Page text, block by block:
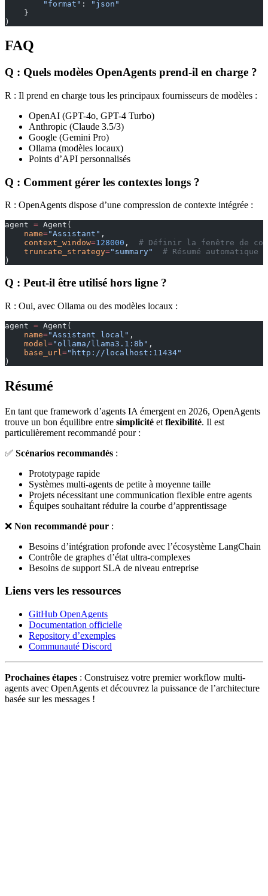
        "format"
:
"json"
    }
)
FAQ
Q : Quels modèles OpenAgents prend-il en charge ?
R : Il prend en charge tous les principaux fournisseurs de modèles :
OpenAI (GPT-4o, GPT-4 Turbo)
Anthropic (Claude 3.5/3)
Google (Gemini Pro)
Ollama (modèles locaux)
Points d’API personnalisés
Q : Comment gérer les contextes longs ?
R : OpenAgents dispose d’une compression de contexte intégrée :
agent = Agent(
    name
="Assistant" ,
    context_window
=128000 , # Définir la fenêtre de
    truncate_strategy
="summary"
# Résumé automatique
)
Q : Peut-il être utilisé hors ligne ?
R : Oui, avec Ollama ou des modèles locaux :
agent = Agent(
    name
="Assistant local" ,
    model
="ollama/llama3.1:8b" ,
    base_url
="http://localhost:11434"
)
Résumé
En tant que framework d’agents IA émergent en 2026, OpenAgents
trouve un bon équilibre entre simplicité et flexibilité. Il est
particulièrement recommandé pour :
✅ Scénarios recommandés :
Prototypage rapide
Systèmes multi-agents de petite à moyenne taille
Projets nécessitant une communication flexible entre agents
Équipes souhaitant réduire la courbe d’apprentissage
❌ Non recommandé pour :
Besoins d’intégration profonde avec l’écosystème LangChain
Contrôle de graphes d’état ultra-complexes
Besoins de support SLA de niveau entreprise
Liens vers les ressources
GitHub OpenAgents
Documentation officielle
Repository d’exemples
Communauté Discord
Prochaines étapes : Construisez votre premier workflow multi-
agents avec OpenAgents et découvrez la puissance de l’architecture
basée sur les messages !